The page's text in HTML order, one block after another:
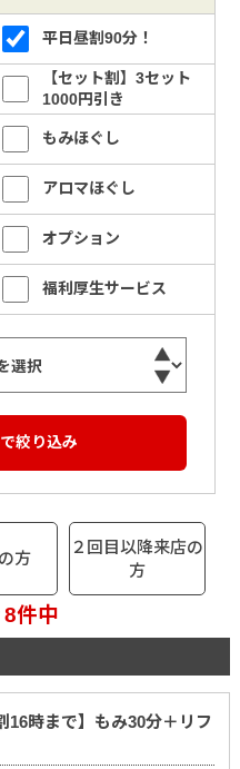
平日昼割90分！
【セット割】3セット
1000円引き
もみほぐし
アロマほぐし
オプション
福利厚生サービス
方
２回目以降来店の
方
8件中
16時まで】もみ30分＋リフ